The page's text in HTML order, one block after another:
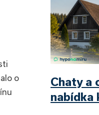
o
Chaty a
nabídka